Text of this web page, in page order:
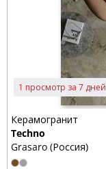
1 просмотр за 7 дней
Керамогранит
Techno
Grasaro (Россия)